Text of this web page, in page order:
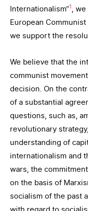
Internationalism“1
,
European
we support the
We believe that the
communist
decision. On the
of a substantial
questions, such as,
revolutionary
understanding of
internationalism and
wars, the
on the basis of
socialism of the past